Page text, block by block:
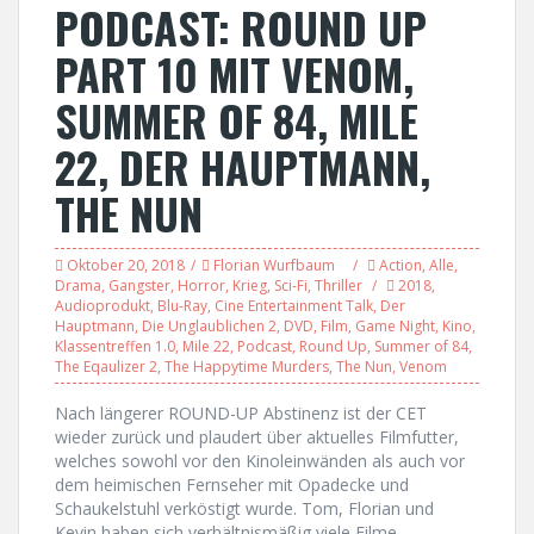
PODCAST: ROUND UP
PART 10 MIT VENOM,
SUMMER OF 84, MILE
22, DER HAUPTMANN,
THE NUN
Oktober 20, 2018 Florian Wurfbaum Action, Alle,
Drama, Gangster, Horror, Krieg, Sci-Fi, Thriller 2018,
Audioprodukt, Blu-Ray, Cine Entertainment Talk, Der
Hauptmann, Die Unglaublichen 2, DVD, Film, Game Night, Kino,
Klassentreffen 1.0, Mile 22, Podcast, Round Up, Summer of 84,
The Eqaulizer 2, The Happytime Murders, The Nun, Venom
Nach längerer ROUND-UP Abstinenz ist der CET
wieder zurück und plaudert über aktuelles Filmfutter,
welches sowohl vor den Kinoleinwänden als auch vor
dem heimischen Fernseher mit Opadecke und
Schaukelstuhl verköstigt wurde. Tom, Florian und